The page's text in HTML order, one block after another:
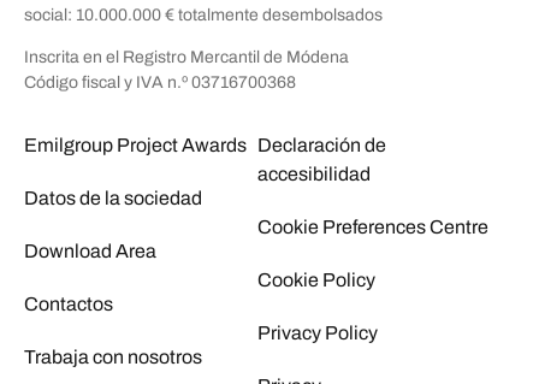
social: 10.000.000 € totalmente desembolsados
Inscrita en el Registro Mercantil de Módena
Código fiscal y IVA n.º 03716700368
Emilgroup Project Awards
Datos de la sociedad
Download Area
Contactos
Trabaja con nosotros
Declaración de
accesibilidad
Cookie Preferences Centre
Cookie Policy
Privacy Policy